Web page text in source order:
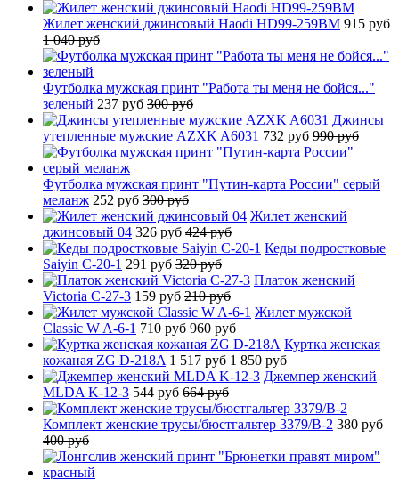
Жилет женский джинсовый Haodi HD99-259BM 915 руб
1 040 руб
Футболка мужская принт "Работа ты меня не бойся..."
зеленый 237 руб 300 руб
Джинсы
утепленные мужские AZXK A6031 732 руб 990 руб
Футболка мужская принт "Путин-карта России" серый
меланж 252 руб 300 руб
Жилет женский
джинсовый 04 326 руб 424 руб
Кеды подростковые
Saiyin C-20-1 291 руб 320 руб
Платок женский
Victoria C-27-3 159 руб 210 руб
Жилет мужской
Classic W A-6-1 710 руб 960 руб
Куртка женская
кожаная ZG D-218A 1 517 руб 1 850 руб
Джемпер женский
MLDA K-12-3 544 руб 664 руб
Комплект женские трусы/бюстгальтер 3379/B-2 380 руб
400 руб